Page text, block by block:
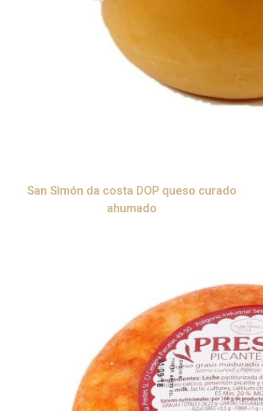
San Simón da costa DOP queso curado
ahumado